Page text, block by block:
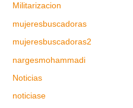
Militarizacion
mujeresbuscadoras
mujeresbuscadoras2
nargesmohammadi
Noticias
noticiase